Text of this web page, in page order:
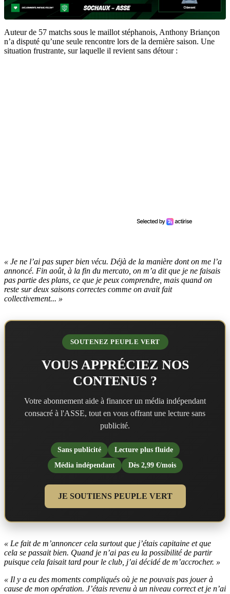
Auteur de 57 matchs sous le maillot stéphanois, Anthony Briançon
n’a disputé qu’une seule rencontre lors de la dernière saison. Une
situation frustrante, sur laquelle il revient sans détour :
« Je ne l’ai pas super bien vécu. Déjà de la manière dont on me l’a
annoncé. Fin août, à la fin du mercato, on m’a dit que je ne faisais
pas partie des plans, ce que je peux comprendre, mais quand on
reste sur deux saisons correctes comme on avait fait
collectivement... »
SOUTENEZ PEUPLE VERT
VOUS APPRÉCIEZ NOS
CONTENUS ?
Votre abonnement aide à financer un média indépendant
consacré à l'ASSE, tout en vous offrant une lecture sans
publicité.
Sans publicité
Lecture plus fluide
Média indépendant
Dès 2,99 €/mois
JE SOUTIENS PEUPLE VERT
« Le fait de m’annoncer cela surtout que j’étais capitaine et que
cela se passait bien. Quand je n’ai pas eu la possibilité de partir
puisque cela faisait tard pour le club, j’ai décidé de m’accrocher. »
« Il y a eu des moments compliqués où je ne pouvais pas jouer à
cause de mon opération. J’étais revenu à un niveau correct et je n’ai